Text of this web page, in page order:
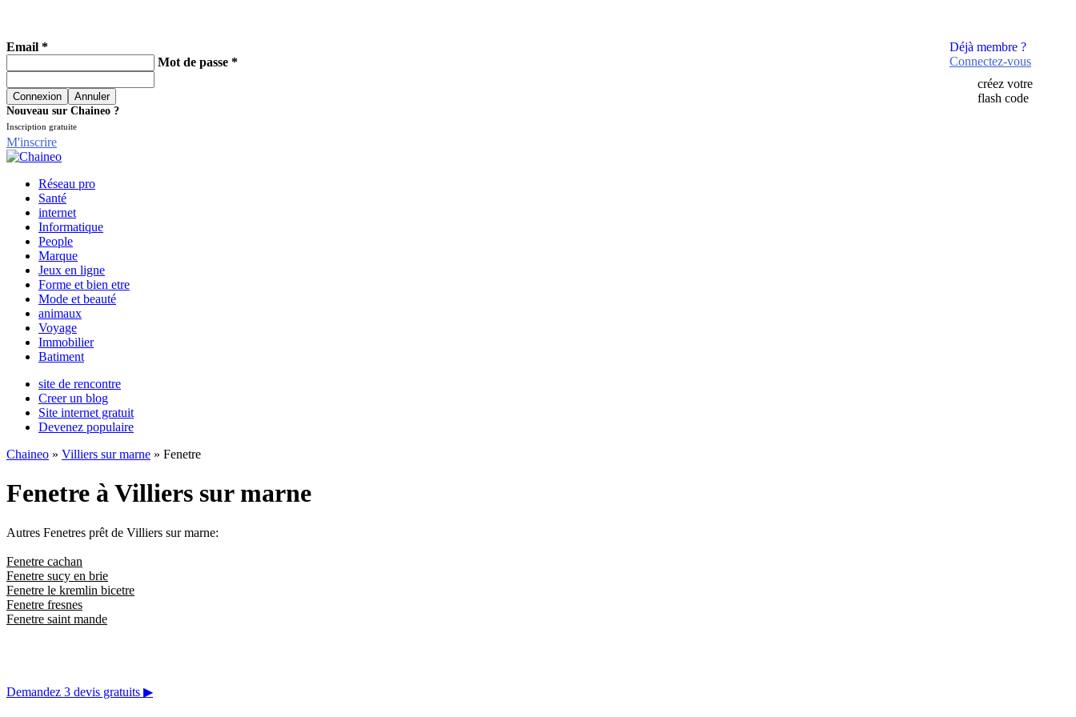
Déjà membre ?
Connectez-vous
créez votre
flash code
Email *
Mot de passe *
Nouveau sur Chaineo ?
Inscription gratuite
M'inscrire
Réseau pro
Santé
internet
Informatique
People
Marque
Jeux en ligne
Forme et bien etre
Mode et beauté
animaux
Voyage
Immobilier
Batiment
site de rencontre
Creer un blog
Site internet gratuit
Devenez populaire
Chaineo » Villiers sur marne » Fenetre
Fenetre à Villiers sur marne
Autres Fenetres prêt de Villiers sur marne:
Fenetre cachan
Fenetre sucy en brie
Fenetre le kremlin bicetre
Fenetre fresnes
Fenetre saint mande
Demandez 3 devis gratuits ▶